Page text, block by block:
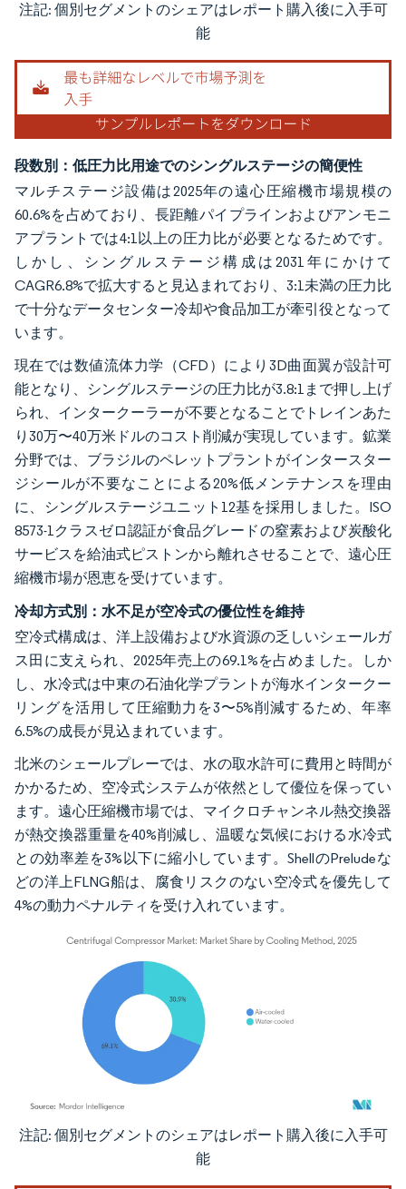
画像 © Mordor Intelligence。再利用にはCC BY 4.0の表示が必要です。
注記: 個別セグメントのシェアはレポート購入後に入手可
能
段数別：低圧力比用途でのシングルステージの簡便性
マルチステージ設備は2025年の遠心圧縮機市場規模の
60.6%を占めており、長距離パイプラインおよびアンモニ
アプラントでは4:1以上の圧力比が必要となるためです。
しかし、シングルステージ構成は2031年にかけて
CAGR6.8%で拡大すると見込まれており、3:1未満の圧力比
で十分なデータセンター冷却や食品加工が牽引役となって
います。
現在では数値流体力学（CFD）により3D曲面翼が設計可
能となり、シングルステージの圧力比が3.8:1まで押し上げ
られ、インタークーラーが不要となることでトレインあた
り30万〜40万米ドルのコスト削減が実現しています。鉱業
分野では、ブラジルのペレットプラントがインタースター
ジシールが不要なことによる20%低メンテナンスを理由
に、シングルステージユニット12基を採用しました。ISO
8573-1クラスゼロ認証が食品グレードの窒素および炭酸化
サービスを給油式ピストンから離れさせることで、遠心圧
縮機市場が恩恵を受けています。
冷却方式別：水不足が空冷式の優位性を維持
空冷式構成は、洋上設備および水資源の乏しいシェールガ
ス田に支えられ、2025年売上の69.1%を占めました。しか
し、水冷式は中東の石油化学プラントが海水インタークー
リングを活用して圧縮動力を3〜5%削減するため、年率
6.5%の成長が見込まれています。
北米のシェールプレーでは、水の取水許可に費用と時間が
かかるため、空冷式システムが依然として優位を保ってい
ます。遠心圧縮機市場では、マイクロチャンネル熱交換器
が熱交換器重量を40%削減し、温暖な気候における水冷式
との効率差を3%以下に縮小しています。ShellのPreludeな
どの洋上FLNG船は、腐食リスクのない空冷式を優先して
4%の動力ペナルティを受け入れています。
画像 © Mordor Intelligence。再利用にはCC BY 4.0の表示が必要です。
注記: 個別セグメントのシェアはレポート購入後に入手可
能